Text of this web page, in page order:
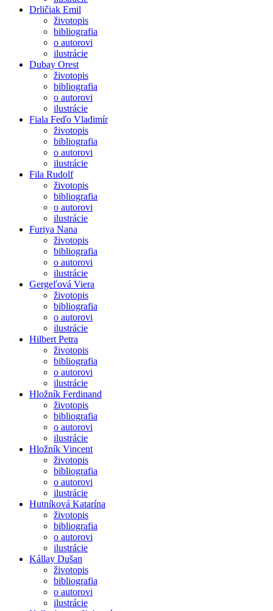
Drličiak Emil
životopis
bibliografia
o autorovi
ilustrácie
Dubay Orest
životopis
bibliografia
o autorovi
ilustrácie
Fiala Feďo Vladimír
životopis
bibliografia
o autorovi
ilustrácie
Fila Rudolf
životopis
bibliografia
o autorovi
ilustrácie
Furiya Nana
životopis
bibliografia
o autorovi
ilustrácie
Gergeľová Viera
životopis
bibliografia
o autorovi
ilustrácie
Hilbert Petra
životopis
bibliografia
o autorovi
ilustrácie
Hložník Ferdinand
životopis
bibliografia
o autorovi
ilustrácie
Hložník Vincent
životopis
bibliografia
o autorovi
ilustrácie
Hutníková Katarína
životopis
bibliografia
o autorovi
ilustrácie
Kállay Dušan
životopis
bibliografia
o autorovi
ilustrácie